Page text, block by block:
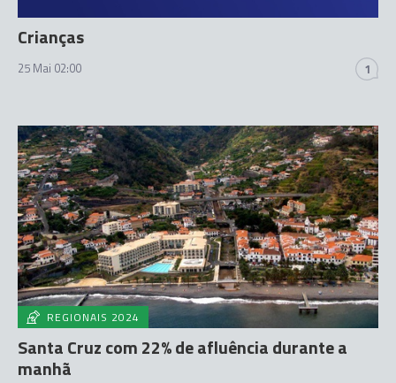
Crianças
25 Mai 02:00 1
REGIONAIS 2024
Santa Cruz com 22% de afluência durante a
manhã